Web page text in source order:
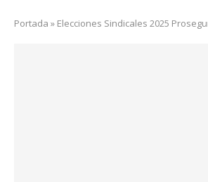
Portada » Elecciones Sindicales 2025